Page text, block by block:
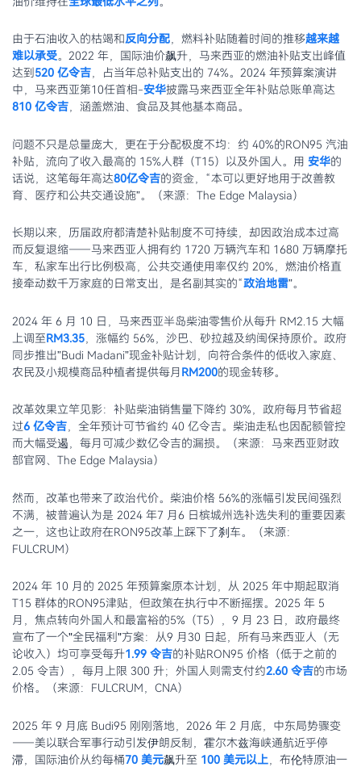
由于石油收入的枯竭和反向分配 ，燃料补贴随着时间的推移越来越
难以承受。2022 年，国际油价飙升，马来西亚的燃油补贴支出峰值
达到 520 亿令吉 ，占当年总补贴支出的 74%。2024 年预算案演讲
中，马来西亚第10任首相-安华披露马来西亚全年补贴总账单高达
810 亿令吉 ，涵盖燃油、食品及其他基本商品。
问题不只是总量庞大，更在于分配极度不均：约 40%的RON95 汽油
补贴，流向了收入最高的 15%人群（T15）以及外国人。用 安华的
话说，这笔每年高达80亿令吉的资金，“本可以更好地用于改善教
育、医疗和公共交通设施”。（来源：The Edge Malaysia）
长期以来，历届政府都清楚补贴制度不可持续，却因政治成本过高
而反复退缩——马来西亚人拥有约 1720 万辆汽车和 1680 万辆摩托
车，私家车出行比例极高，公共交通使用率仅约 20%，燃油价格直
接牵动数千万家庭的日常支出，是名副其实的“政治地雷”。
2024 年 6 月 10 日，马来西亚半岛柴油零售价从每升 RM2.15 大幅
上调至RM3.35 ，涨幅约 56%，沙巴、砂拉越及纳闽保持原价。政府
同步推出”Budi Madani”现金补贴计划，向符合条件的低收入家庭、
农民及小规模商品种植者提供每月RM200的现金转移。
改革效果立竿见影：补贴柴油销售量下降约 30%，政府每月节省超
过6 亿令吉 ，全年预计可节省约 40 亿令吉。柴油走私也因配额管控
而大幅受遏，每月可减少数亿令吉的漏损。（来源：马来西亚财政
部官网、The Edge Malaysia）
然而，改革也带来了政治代价。柴油价格 56%的涨幅引发民间强烈
不满，被普遍认为是 2024 年7 月6 日槟城州选补选失利的重要因素
之一，这也让政府在RON95改革上踩下了刹车。（来源：
FULCRUM）
2024 年 10 月的 2025 年预算案原本计划，从 2025 年中期起取消
T15 群体的RON95津贴，但政策在执行中不断摇摆。2025 年 5
月，焦点转向外国人和最富裕的5%（T5），9 月 23 日，政府最终
宣布了一个"全民福利"方案：从9 月30 日起，所有马来西亚人（无
论收入）均可享受每升1.99 令吉的补贴RON95 价格（低于之前的
2.05 令吉），每月上限 300 升；外国人则需支付约2.60 令吉的市场
价格。（来源：FULCRUM，CNA）
2025 年 9 月底 Budi95 刚刚落地，2026 年 2 月底，中东局势骤变
——美以联合军事行动引发伊朗反制，霍尔木兹海峡通航近乎停
滞，国际油价从约每桶70 美元飙升至 100 美元以上 ，布伦特原油一